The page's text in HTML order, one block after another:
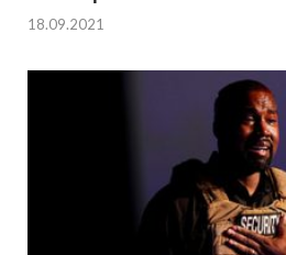
18.09.2021